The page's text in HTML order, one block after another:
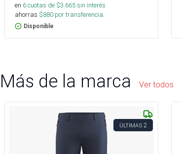
en 6cuotas de $3.665sin interés
ahorras $880 por transferencia.
Disponible
Más de la marca Ver todos
ÚLTIMAS 2